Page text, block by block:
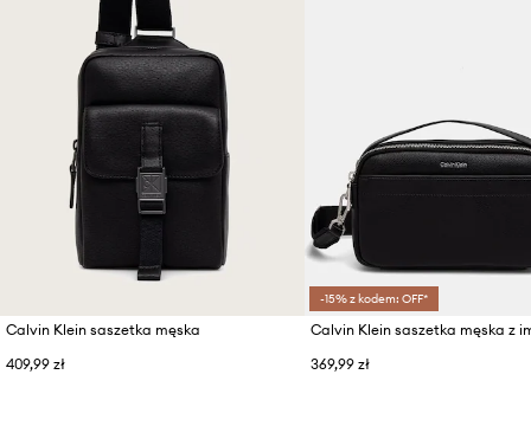
Calvin Klein saszetka męska
409,99 zł
-15% z kodem: OFF*
369,99 zł